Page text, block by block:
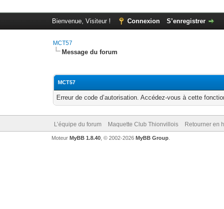
Bienvenue, Visiteur ! Connexion S’enregistrer
MCT57
Message du forum
MCT57
Erreur de code d’autorisation. Accédez-vous à cette
L’équipe du forum Maquette Club Thionvillois Retourner en
Moteur MyBB 1.8.40, © 2002-2026 MyBB Group.